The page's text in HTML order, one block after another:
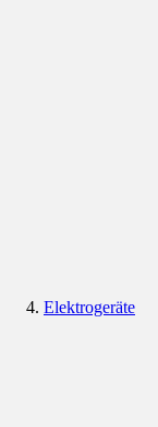
Elektrogeräte